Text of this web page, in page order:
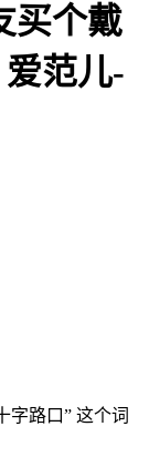
买个戴
范儿-
字路口” 这个词